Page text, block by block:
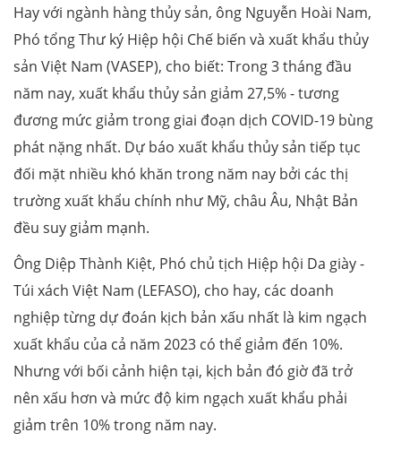
Hay với ngành hàng thủy sản, ông Nguyễn Hoài Nam,
Phó tổng Thư ký Hiệp hội Chế biến và xuất khẩu thủy
sản Việt Nam (VASEP), cho biết: Trong 3 tháng đầu
năm nay, xuất khẩu thủy sản giảm 27,5% - tương
đương mức giảm trong giai đoạn dịch COVID-19 bùng
phát nặng nhất. Dự báo xuất khẩu thủy sản tiếp tục
đối mặt nhiều khó khăn trong năm nay bởi các thị
trường xuất khẩu chính như Mỹ, châu Âu, Nhật Bản
đều suy giảm mạnh.
Ông Diệp Thành Kiệt, Phó chủ tịch Hiệp hội Da giày -
Túi xách Việt Nam (LEFASO), cho hay, các doanh
nghiệp từng dự đoán kịch bản xấu nhất là kim ngạch
xuất khẩu của cả năm 2023 có thể giảm đến 10%.
Nhưng với bối cảnh hiện tại, kịch bản đó giờ đã trở
nên xấu hơn và mức độ kim ngạch xuất khẩu phải
giảm trên 10% trong năm nay.